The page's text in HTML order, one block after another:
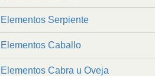
Elementos Serpiente
Elementos Caballo
Elementos Cabra u Oveja